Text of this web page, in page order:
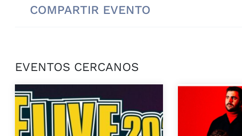
COMPARTIR EVENTO
EVENTOS CERCANOS